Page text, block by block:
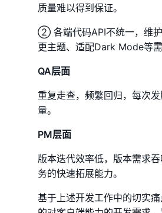
质量难以得到保证。
② 各端代码API不统一，维
更主题、适配Dark Mode等需
QA层面
重复走查，频繁回归，每次
量。
PM层面
版本迭代效率低，版本需求
务的快速拓展能力。
基于上述开发工作中的切实